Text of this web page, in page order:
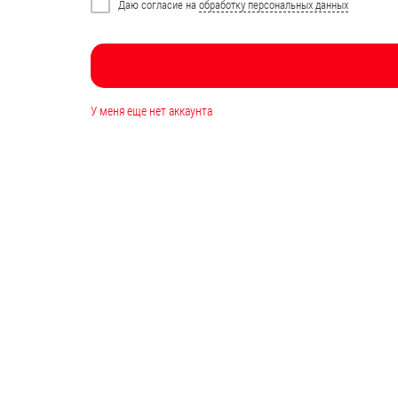
Даю согласие на обработку персональных данных
У меня еще нет аккаунта